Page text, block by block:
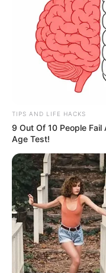
TEMAS
EMERGENCIAS
FUERTES
LIGA BETPLAY
CORTES DE LUZ
TIPS AND LIFE HACKS
9 Out Of 10 People
Age Test!